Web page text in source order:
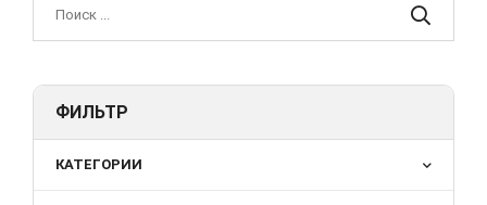
ФИЛЬТР
КАТЕГОРИИ